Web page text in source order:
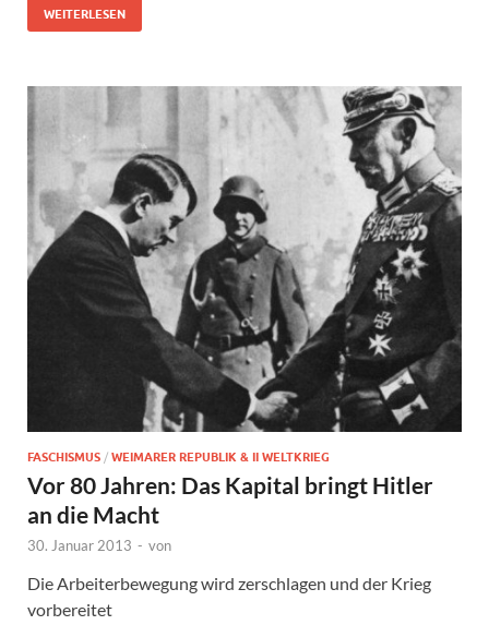
WEITERLESEN
FASCHISMUS / WEIMARER REPUBLIK & II WELTKRIEG
Vor 80 Jahren: Das Kapital bringt Hitler
an die Macht
30. Januar 2013 - von
Die Arbeiterbewegung wird zerschlagen und der Krieg
vorbereitet